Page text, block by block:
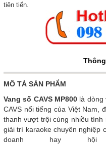
tiên tiến.
MÔ TẢ SẢN PHẨM
Vang số CAVS MP800là dòng
CAVS nổi tiếng của Việt Nam,
thanh vượt trội cùng nhiều
giải trí karaoke chuyên nghiệp
doanh hay